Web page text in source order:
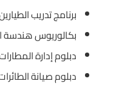
برنامج تدريب
بكالوريوس هندسة
دبلوم إدارة
دبلوم صيانة